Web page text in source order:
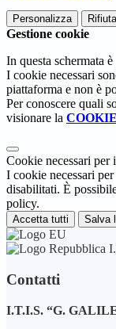
Personalizza
Gestione cookie
In questa schermata
I cookie necessari
piattaforma e non è
Per conoscere quali
visionare la
Cookie necessari per
I cookie necessari
disabilitati. È
policy.
Accetta tutti Salva
Contatti
I.T.I.S. “G.